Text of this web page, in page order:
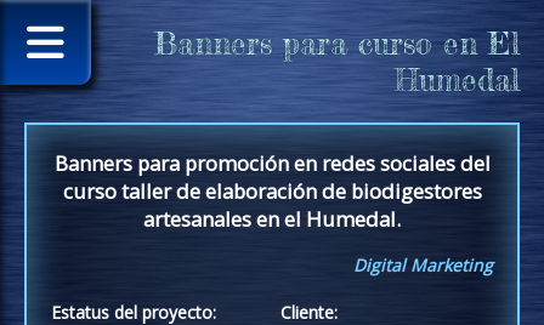
Banners para curso en El
Humedal
Banners para promoción en redes sociales del
curso taller de elaboración de biodigestores
artesanales en el Humedal.
Digital Marketing
Estatus del proyecto:
Cliente: